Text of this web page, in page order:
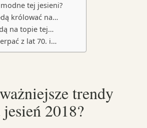
tej jesieni?
królować na…
na topie tej…
z lat 70. i…
trendy
2018?